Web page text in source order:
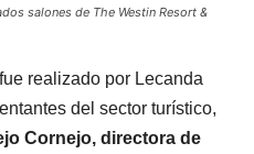
salones de The Westin Resort &
realizado por Lecanda
del sector turístico,
Cornejo, directora de